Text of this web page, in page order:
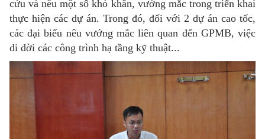
cứu và nêu một số khó khăn, vướng mắc trong triển khai
thực hiện các dự án. Trong đó, đối với 2 dự án cao tốc,
các đại biểu nêu vướng mắc liên quan đến GPMB, việc
di dời các công trình hạ tầng kỹ thuật...